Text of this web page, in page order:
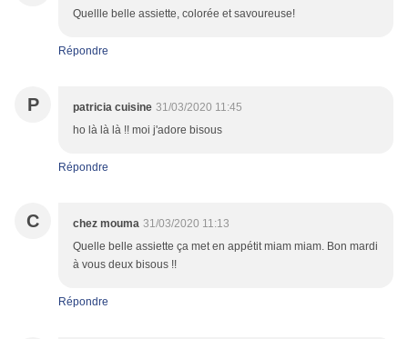
Quellle belle assiette, colorée et savoureuse!
Répondre
P patricia cuisine 31/03/2020 11:45
ho là là là !! moi j'adore bisous
Répondre
C chez mouma 31/03/2020 11:13
Quelle belle assiette ça met en appétit miam miam. Bon mardi
à vous deux bisous !!
Répondre